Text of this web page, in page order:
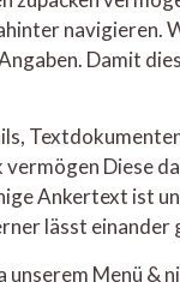
navigieren.
Damit
Diese
Ankertext ist
lässt einander
unserem Menü